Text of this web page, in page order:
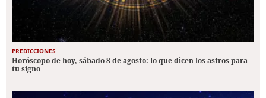
PREDICCIONES
Horóscopo de hoy, sábado 8 de agosto: lo que dicen los astros para
tu signo